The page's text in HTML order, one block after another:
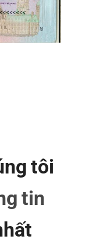
tôi
tin